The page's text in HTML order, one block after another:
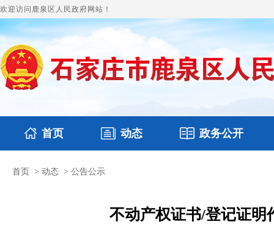
欢迎访问鹿泉区人民政府网站！
首页 动态
国务要闻
政务公开
本区文件
首页 > 动态 > 公告公示
不动产权证书/登记证明